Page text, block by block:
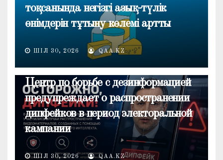
тоқсанында негізгі азық-түлік
өнімдерін тұтыну көлемі артты
ШІЛ 30, 2026 QAA.KZ
ОБЩЕСТВО
Центр по борьбе с дезинформацией
предупреждает о распространении
дипфейков в период электоральной
кампании
ШІЛ 30, 2026 QAA.KZ